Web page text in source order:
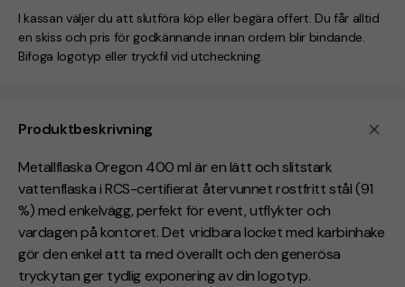
Produktbeskrivning
Metallflaska Oregon 400 ml är en lätt och slitstark
vattenflaska i RCS-certifierat återvunnet rostfritt stål (91
%) med enkelvägg, perfekt för event, utflykter och
vardagen på kontoret. Det vridbara locket med karbinhake
gör den enkel att ta med överallt och den generösa
tryckytan ger tydlig exponering av din logotyp.
I kassan väljer du att slutföra köp eller begära offert. Du får alltid
en skiss och pris för godkännande innan ordern blir bindande.
Bifoga logotyp eller tryckfil vid utcheckning.